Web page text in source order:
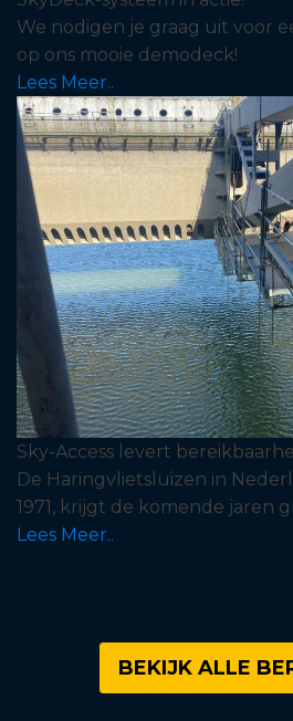
We nodigen je graag uit voor
op ons mooie demodeck!
Lees Meer..
Sky-Access levert
De Haringvlietsluizen in
1971, krijgt de komende jaren
Lees Meer..
BEKIJK ALLE